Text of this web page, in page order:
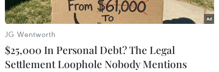
dây chuyền và tạo nên đám cháy gây thiệt hại lớn.
JG Wentworth
$25,000 In Personal Debt? The Legal
Settlement Loophole Nobody Mentions